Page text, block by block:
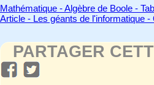
Mathématique - Algèbre de Boole -
Article - Les géants de l'informatique -
PARTAGER